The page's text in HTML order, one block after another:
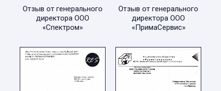
Отзыв от генерального
директора ООО
«Спектром»
Отзыв от генерального
директора ООО
«ПримаСервис»